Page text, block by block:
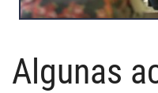
Algunas